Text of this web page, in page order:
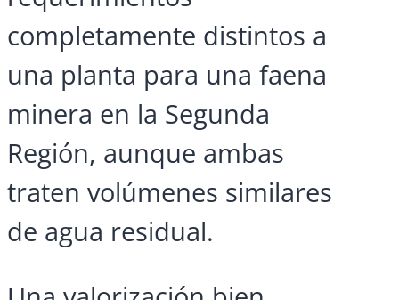
completamente distintos a
una planta para una faena
minera en la Segunda
Región, aunque ambas
traten volúmenes similares
de agua residual.